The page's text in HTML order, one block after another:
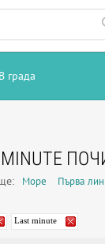
В града
MINUTE
Море Първа
Last minute